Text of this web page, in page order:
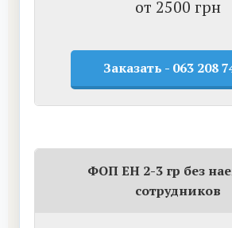
от 2500 грн
Заказать - 063 208
ФОП ЕН 2-3 гр без
сотрудников